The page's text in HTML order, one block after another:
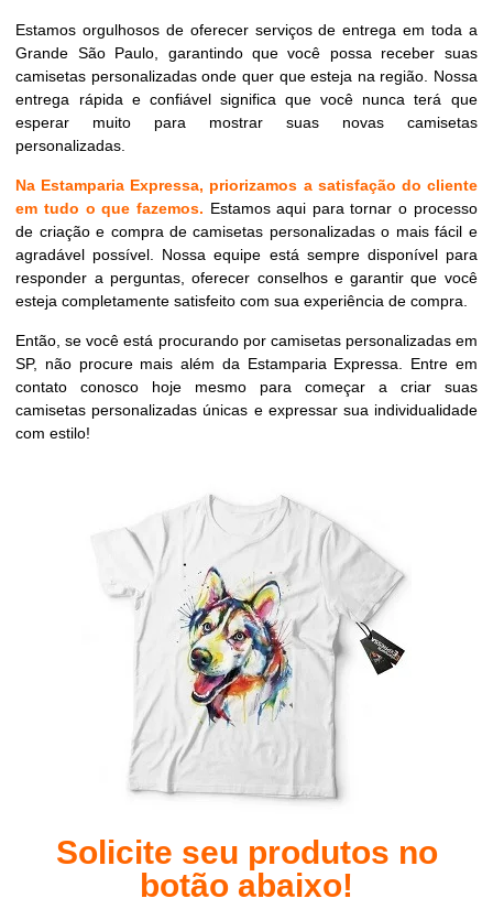
Estamos orgulhosos de oferecer serviços de entrega em toda a
Grande São Paulo, garantindo que você possa receber suas
camisetas personalizadas onde quer que esteja na região. Nossa
entrega rápida e confiável significa que você nunca terá que
esperar muito para mostrar suas novas camisetas
personalizadas.
Na Estamparia Expressa, priorizamos a satisfação do cliente
em tudo o que fazemos. Estamos aqui para tornar o processo
de criação e compra de camisetas personalizadas o mais fácil e
agradável possível. Nossa equipe está sempre disponível para
responder a perguntas, oferecer conselhos e garantir que você
esteja completamente satisfeito com sua experiência de compra.
Então, se você está procurando por camisetas personalizadas em
SP, não procure mais além da Estamparia Expressa. Entre em
contato conosco hoje mesmo para começar a criar suas
camisetas personalizadas únicas e expressar sua individualidade
com estilo!
Solicite seu produtos no
botão abaixo!